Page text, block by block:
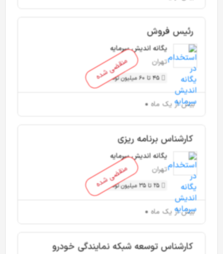
منقضی شده
رئیس فروش
یگانه اندیش سرمایه
تهران
45 تا 60 میلیون تومان
بیش از یک ماه
منقضی شده
کارشناس برنامه ریزی
یگانه اندیش سرمایه
تهران
25 تا 35 میلیون تومان
بیش از یک ماه
کارشناس توسعه شبکه نمایندگی خودرو